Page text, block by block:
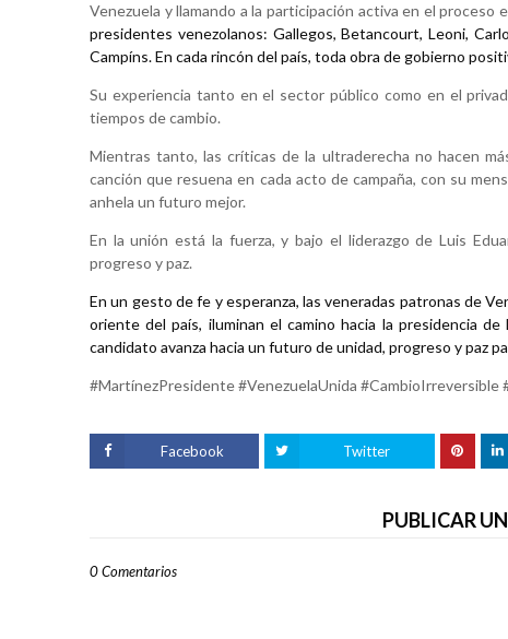
Venezuela y llamando a la participación activa en el proceso
presidentes venezolanos: Gallegos, Betancourt, Leoni,
Campíns. En cada rincón del país, toda obra de gobierno
Su experiencia tanto en el sector público como en el
tiempos de cambio.
Mientras tanto, las críticas de la ultraderecha no hacen
canción que resuena en cada acto de campaña, con su
anhela un futuro mejor.
En la unión está la fuerza, y bajo el liderazgo de Luis
progreso y paz.
En un gesto de fe y esperanza, las veneradas patronas de
oriente del país, iluminan el camino hacia la presidencia
candidato avanza hacia un futuro de unidad, progreso y paz
#MartínezPresidente #VenezuelaUnida #CambioIrreversible
Facebook Twitter
PUBLICAR
0 Comentarios